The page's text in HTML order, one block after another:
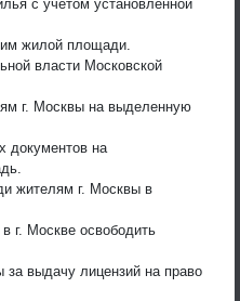
с учетом установленной
жилой площади.
власти Московской
г. Москвы на выделенную
документов на
жителям г. Москвы в
г. Москве освободить
за выдачу лицензий на право